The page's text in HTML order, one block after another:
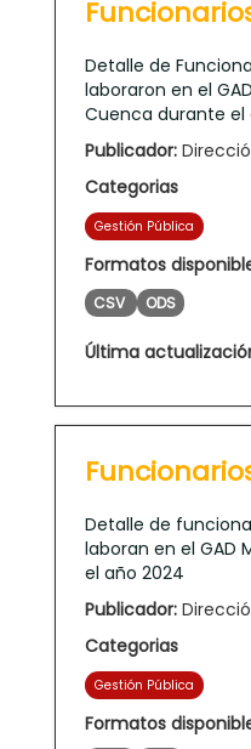
Detalle de
laboraron en el
Cuenca durante el
Publicador:
Categorias
Gestión Pública
Formatos
CSV ODS
Última
Detalle de
laboran en el GAD
el año 2024
Publicador:
Categorias
Gestión Pública
Formatos